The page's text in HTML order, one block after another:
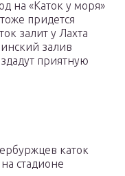
на «Каток у моря»
придется
залит у Лахта
залив
приятную
каток
стадионе